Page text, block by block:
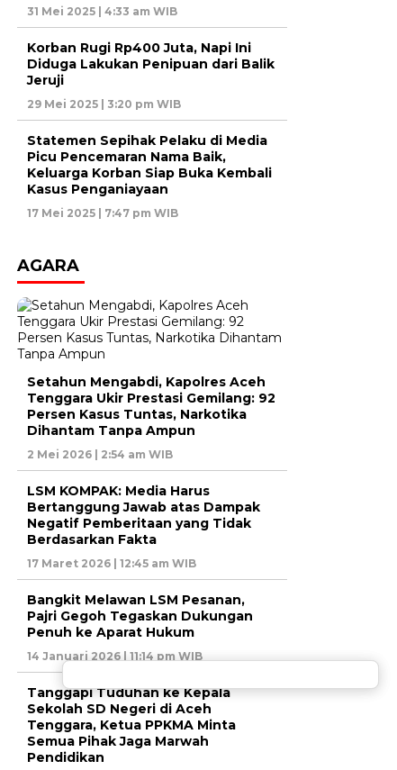
31 Mei 2025 | 4:33 am WIB
Korban Rugi Rp400 Juta, Napi Ini
Diduga Lakukan Penipuan dari Balik
Jeruji
29 Mei 2025 | 3:20 pm WIB
Statemen Sepihak Pelaku di Media
Picu Pencemaran Nama Baik,
Keluarga Korban Siap Buka Kembali
Kasus Penganiayaan
17 Mei 2025 | 7:47 pm WIB
AGARA
Setahun Mengabdi, Kapolres Aceh
Tenggara Ukir Prestasi Gemilang: 92
Persen Kasus Tuntas, Narkotika
Dihantam Tanpa Ampun
2 Mei 2026 | 2:54 am WIB
LSM KOMPAK: Media Harus
Bertanggung Jawab atas Dampak
Negatif Pemberitaan yang Tidak
Berdasarkan Fakta
17 Maret 2026 | 12:45 am WIB
Bangkit Melawan LSM Pesanan,
Pajri Gegoh Tegaskan Dukungan
Penuh ke Aparat Hukum
14 Januari 2026 | 11:14 pm WIB
Tanggapi Tuduhan ke Kepala
Sekolah SD Negeri di Aceh
Tenggara, Ketua PPKMA Minta
Semua Pihak Jaga Marwah
Pendidikan